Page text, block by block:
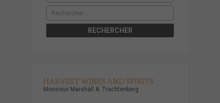
CONTACT
HARVEST WINES AND SPIRITS
Monsieur Marshall A. Trachtenberg